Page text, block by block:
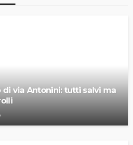
via Antonini: tutti salvi ma